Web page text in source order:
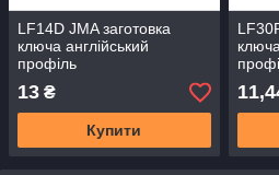
LF14D JMA заготовка
ключа англійський
профіль
13 ₴
Купити